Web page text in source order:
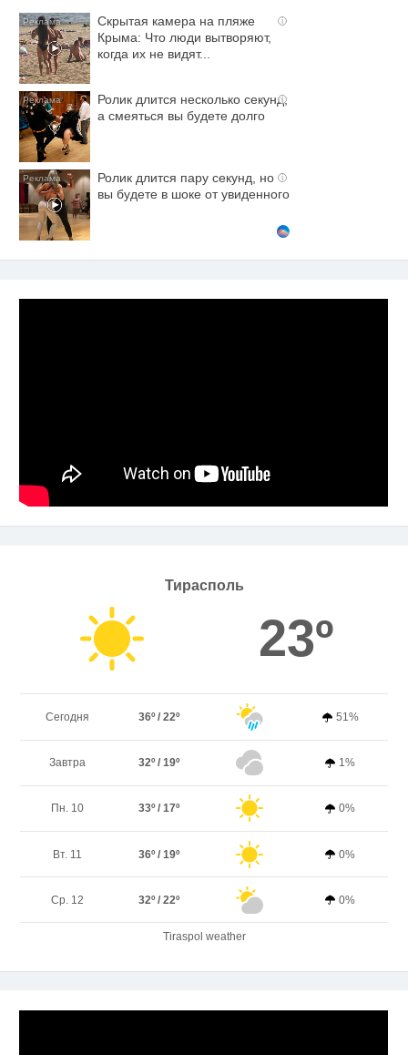
i
Скрытая камера на пляже
Крыма: Что люди вытворяют,
когда их не видят...
i
Ролик длится несколько секунд,
а смеяться вы будете долго
i
Ролик длится пару секунд, но
вы будете в шоке от увиденного
Тирасполь
23º
Сегодня 36º / 22º 51%
Завтра 32º / 19º 1%
Пн. 10 33º / 17º 0%
Вт. 11 36º / 19º 0%
Ср. 12 32º / 22º 0%
Tiraspol weather